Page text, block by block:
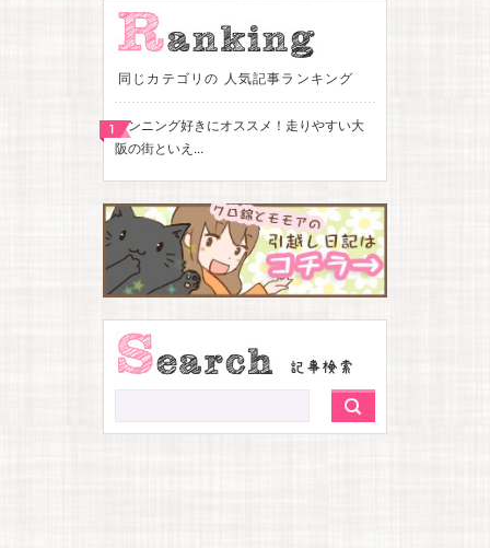
同じカテゴリの 人気記事ランキング
ランニング好きにオススメ！走りやすい大
阪の街といえ...